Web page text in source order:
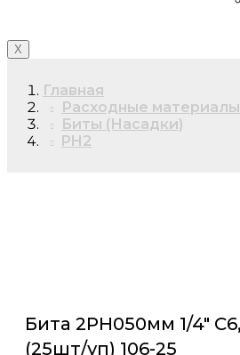
X
Главная
Расходные материалы
Биты (Насадки)
PH2
Бита 2PH050мм 1/4″
(25шт/уп) 106-25